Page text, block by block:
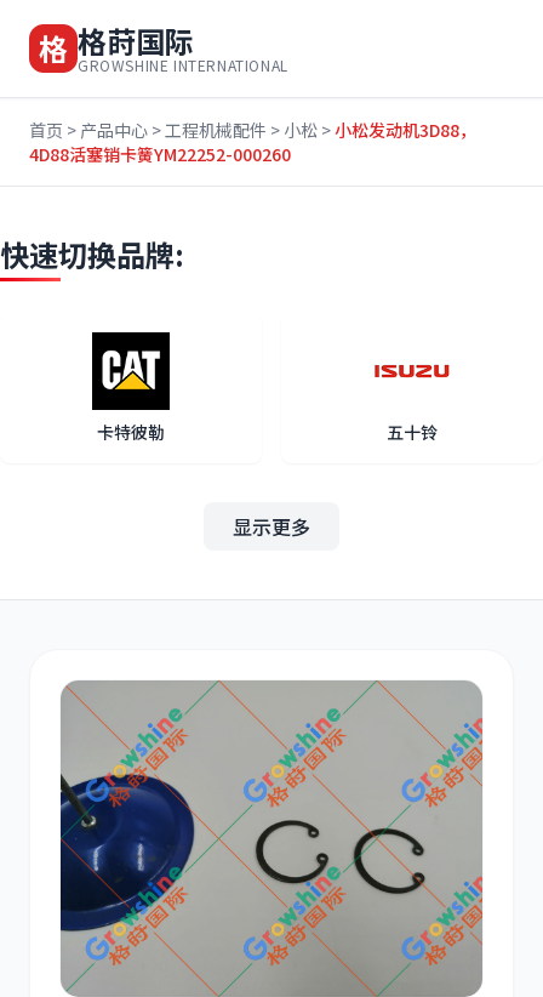
格 格莳国际
GROWSHINE INTERNATIONAL
首页 > 产品中心 >工程机械配件 > 小松 >小松发动机3D88，
4D88活塞销卡簧YM22252-000260
快速切换品牌:
卡特彼勒 五十铃
其他 小松
沃尔沃 康明斯
日立 久保田
显示更多